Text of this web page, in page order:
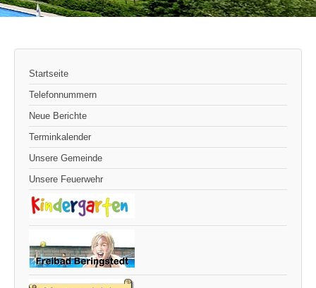
Startseite
Telefonnummern
Neue Berichte
Terminkalender
Unsere Gemeinde
Unsere Feuerwehr